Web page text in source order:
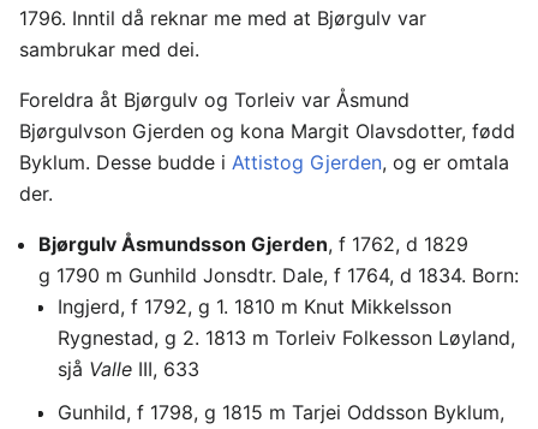
1796. Inntil då reknar me med at Bjørgulv var
sambrukar med dei.
Foreldra åt Bjørgulv og Torleiv var Åsmund
Bjørgulvson Gjerden og kona Margit Olavsdotter, fødd
Byklum. Desse budde i Attistog Gjerden, og er omtala
der.
Bjørgulv Åsmundsson Gjerden, f 1762, d 1829
g 1790 m Gunhild Jonsdtr. Dale, f 1764, d 1834. Born:
Ingjerd, f 1792, g 1. 1810 m Knut Mikkelsson
Rygnestad, g 2. 1813 m Torleiv Folkesson Løyland,
sjå Valle III, 633
Gunhild, f 1798, g 1815 m Tarjei Oddsson Byklum,